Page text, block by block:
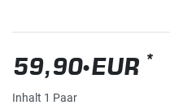
59,90 EUR *
Inhalt 1 Paar